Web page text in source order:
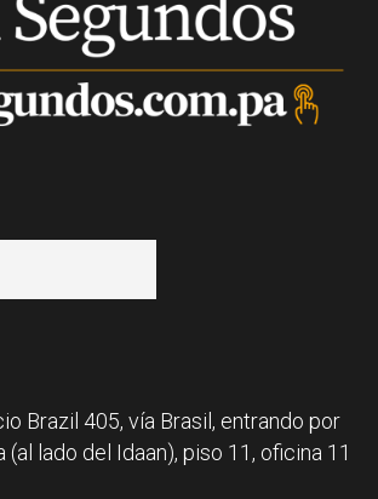
Brazil 405, vía Brasil, entrando por
(al lado del Idaan), piso 11, oficina 11